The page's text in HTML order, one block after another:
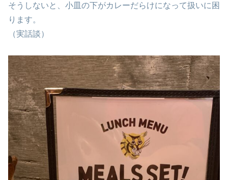
そうしないと、小皿の下がカレーだらけになって扱いに困
ります。
（実話談）